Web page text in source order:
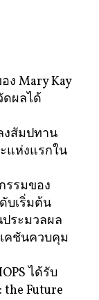
ง Mary Kay
ดผลได้
งสัมปทาน
แห่งแรกใน
รรมของ
บเริ่มต้น
ระมวลผล
คชันควบคุม
ได้รับ
the Future